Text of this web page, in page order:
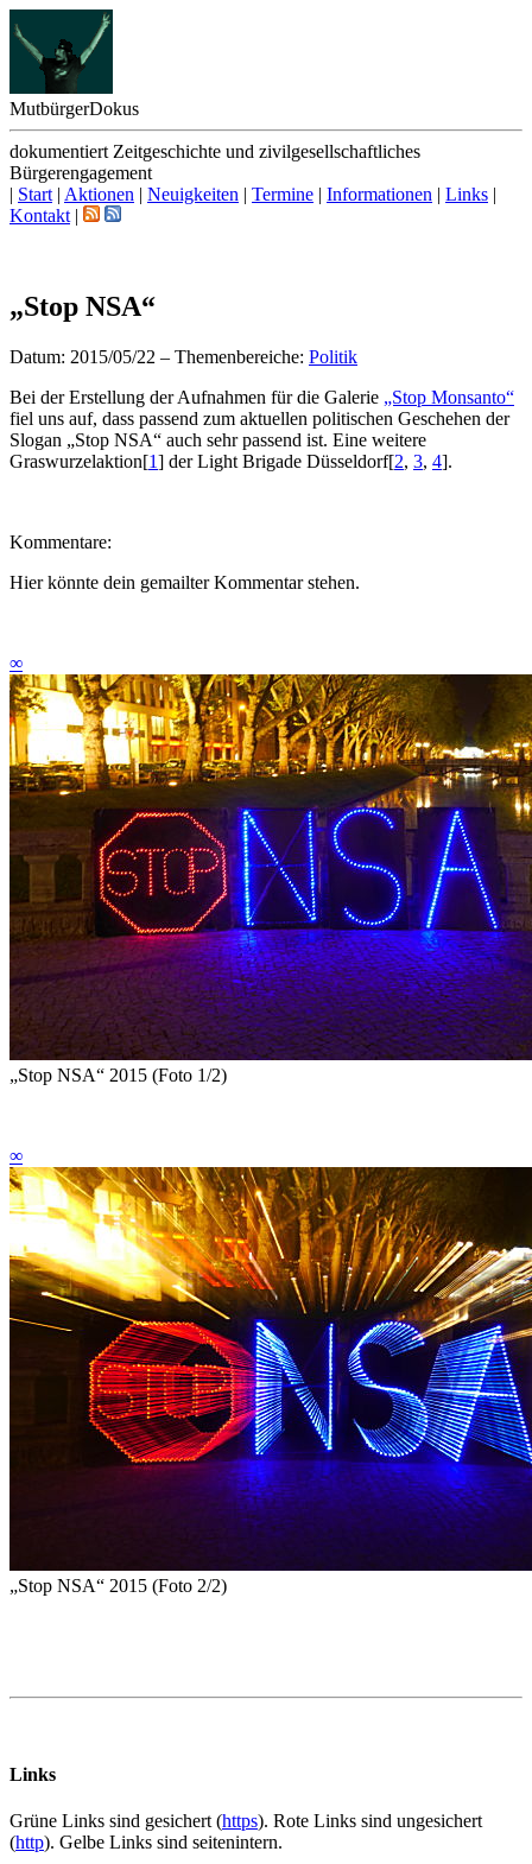
MutbürgerDokus
dokumentiert Zeitgeschichte und zivilgesellschaftliches
Bürgerengagement
| Start | Aktionen | Neuigkeiten | Termine | Informationen | Links |
Kontakt |
„Stop NSA“
Datum: 2015/05/22 – Themenbereiche: Politik
Bei der Erstellung der Aufnahmen für die Galerie „Stop Monsanto“
fiel uns auf, dass passend zum aktuellen politischen Geschehen der
Slogan „Stop NSA“ auch sehr passend ist. Eine weitere
Graswurzelaktion[1] der Light Brigade Düsseldorf[2, 3, 4].
Kommentare:
Hier könnte dein gemailter Kommentar stehen.
∞
„Stop NSA“ 2015 (Foto 1/2)
∞
„Stop NSA“ 2015 (Foto 2/2)
Links
Grüne Links sind gesichert (https). Rote Links sind ungesichert
(http). Gelbe Links sind seitenintern.